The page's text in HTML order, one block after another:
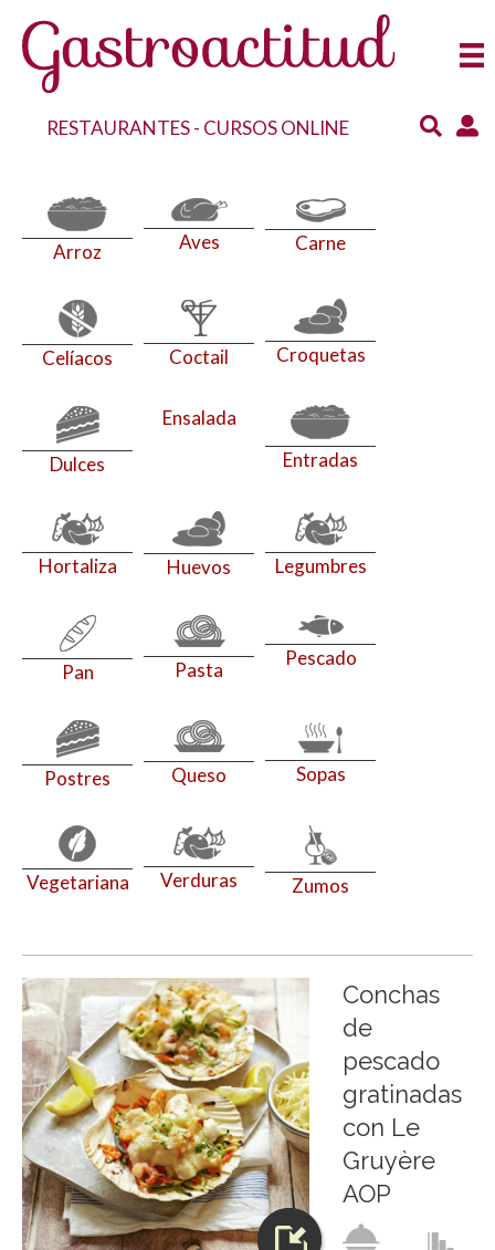
RESTAURANTES- CURSOS ONLINE
Arroz Aves Carne
Celíacos Coctail Croquetas
Dulces
Ensalada
Entradas
Hortaliza Huevos Legumbres
Pan Pasta
Pescado
Postres Queso Sopas
Vegetariana Verduras Zumos
Conchas
de
pescado
gratinadas
con Le
Gruyère
AOP